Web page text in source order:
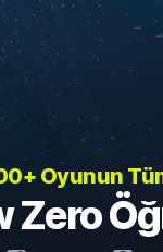
Oyunun
Zero